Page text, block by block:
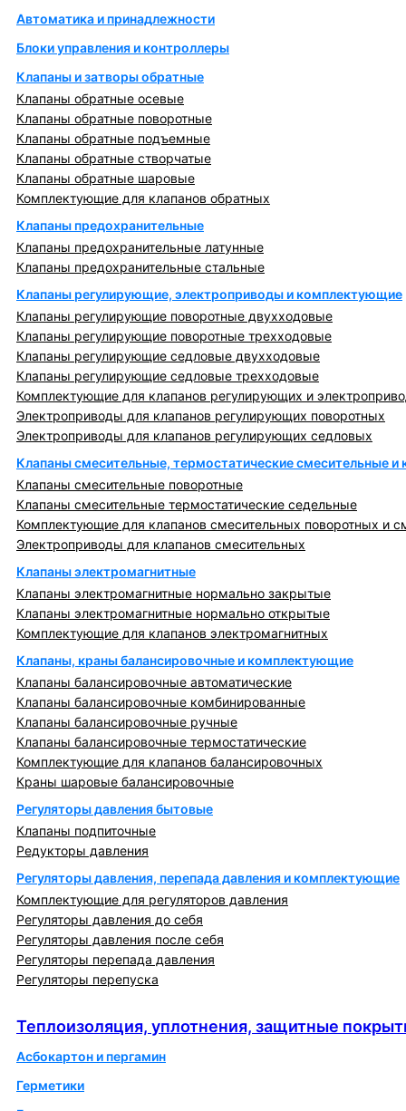
Автоматика и принадлежности
Блоки управления и контроллеры
Клапаны и затворы обратные
Клапаны обратные осевые
Клапаны обратные поворотные
Клапаны обратные подъемные
Клапаны обратные створчатые
Клапаны обратные шаровые
Комплектующие для клапанов обратных
Клапаны предохранительные
Клапаны предохранительные латунные
Клапаны предохранительные стальные
Клапаны регулирующие, электроприводы и комплектующие
Клапаны регулирующие поворотные двухходовые
Клапаны регулирующие поворотные трехходовые
Клапаны регулирующие седловые двухходовые
Клапаны регулирующие седловые трехходовые
Комплектующие для клапанов регулирующих и
Электроприводы для клапанов регулирующих поворотных
Электроприводы для клапанов регулирующих седловых
Клапаны смесительные, термостатические смесительные
Клапаны смесительные поворотные
Клапаны смесительные термостатические седельные
Комплектующие для клапанов смесительных поворотных и
Электроприводы для клапанов смесительных
Клапаны электромагнитные
Клапаны электромагнитные нормально закрытые
Клапаны электромагнитные нормально открытые
Комплектующие для клапанов электромагнитных
Клапаны, краны балансировочные и комплектующие
Клапаны балансировочные автоматические
Клапаны балансировочные комбинированные
Клапаны балансировочные ручные
Клапаны балансировочные термостатические
Комплектующие для клапанов балансировочных
Краны шаровые балансировочные
Регуляторы давления бытовые
Клапаны подпиточные
Редукторы давления
Регуляторы давления, перепада давления и комплектующие
Комплектующие для регуляторов давления
Регуляторы давления до себя
Регуляторы давления после себя
Регуляторы перепада давления
Регуляторы перепуска
Теплоизоляция, уплотнения, защитные
Асбокартон и пергамин
Герметики